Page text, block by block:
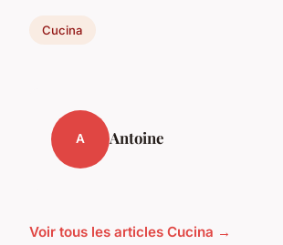
Cucina
A Antoine
Voir tous les articles Cucina →